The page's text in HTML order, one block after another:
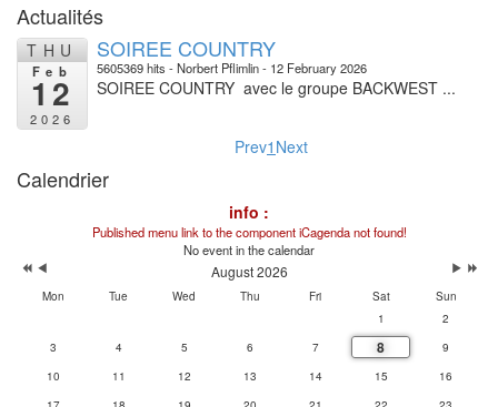
Actualités
THU
Feb
12
2026
SOIREE COUNTRY
5605369 hits Norbert Pflimlin 12 February 2026
SOIREE COUNTRY avec le groupe BACKWEST ...
Prev1 Next
Calendrier
info :
Published menu link to the component iCagenda not found!
No event in the calendar
August 2026
Mon Tue Wed Thu Fri Sat
Sun
1
2
3
4 5 6 7 8
9
10
11 12 13 14 15
16